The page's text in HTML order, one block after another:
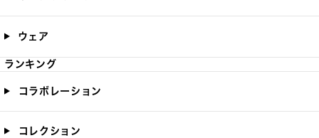
ウェア
ランキング
コラボレーション
コレクション